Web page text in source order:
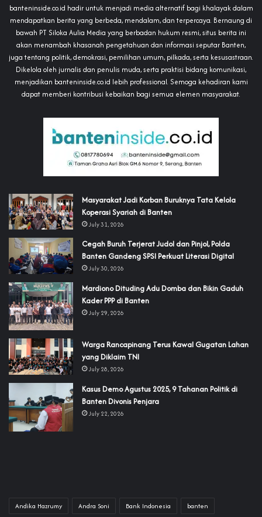
banteninside.co.id hadir untuk menjadi media alternatif bagi khalayak dalam
mendapatkan berita yang berbeda, mendalam, dan terpercaya. Bernaung di
bawah PT Siloka Aulia Media yang berbadan hukum resmi, situs berita ini
akan menambah khasanah pengetahuan dan informasi seputar Banten,
juga tentang politik, demokrasi, pemilihan umum, pilkada, serta kesusastraan.
Dikelola oleh jurnalis dan penulis muda, serta praktisi bidang komunikasi,
menjadikan banteninside.co.id lebih professional. Semoga kehadiran kami
dapat memberi kontribusi kebaikan bagi semua elemen masyarakat.
‎Masyarakat Jadi Korban Buruknya Tata Kelola
Koperasi Syariah di Banten
July 31, 2026
Cegah Buruh Terjerat Judol dan Pinjol, Polda
Banten Gandeng SPSI Perkuat Literasi Digital
July 30, 2026
‎Mardiono Dituding Adu Domba dan Bikin Gaduh
Kader PPP di Banten
July 29, 2026
‎Warga Rancapinang Terus Kawal Gugatan Lahan
yang Diklaim TNI‎‎
July 28, 2026
‎Kasus Demo Agustus 2025, 9 Tahanan Politik di
Banten Divonis Penjara
July 22, 2026
Andika Hazrumy Andra Soni Bank Indonesia banten